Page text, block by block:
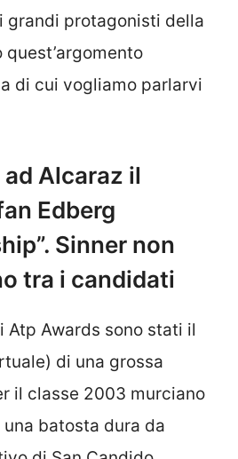
grandi protagonisti della
di cui vogliamo parlarvi
Alcaraz il
Edberg
Sinner non
tra i candidati
Atp Awards sono stati il
di una grossa
il classe 2003 murciano
batosta dura da